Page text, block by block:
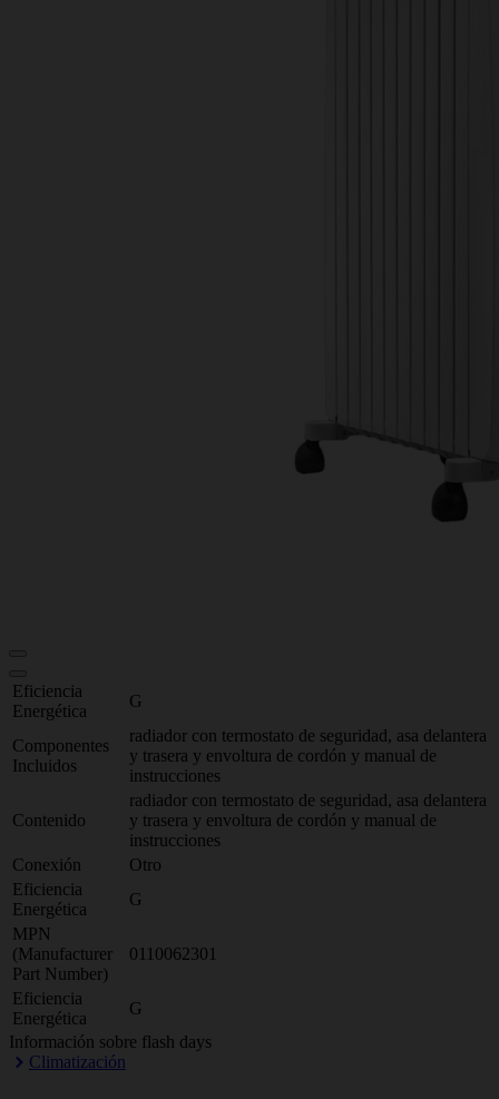
Eficiencia
Energética
G
Componentes
Incluidos
radiador con termostato de seguridad, asa delantera
y trasera y envoltura de cordón y manual de
instrucciones
Contenido
radiador con termostato de seguridad, asa delantera
y trasera y envoltura de cordón y manual de
instrucciones
Conexión
Otro
Eficiencia
Energética
G
MPN
(Manufacturer
Part Number)
0110062301
Eficiencia
Energética
G
Información sobre flash days
Climatización